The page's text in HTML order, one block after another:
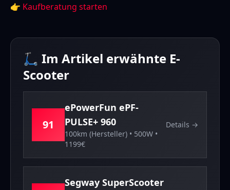
👉 Kaufberatung starten
🛴 Im Artikel erwähnte E-
Scooter
91
ePowerFun ePF-
PULSE+ 960
100km (Hersteller) • 500W •
1199€
Details →
Segway SuperScooter